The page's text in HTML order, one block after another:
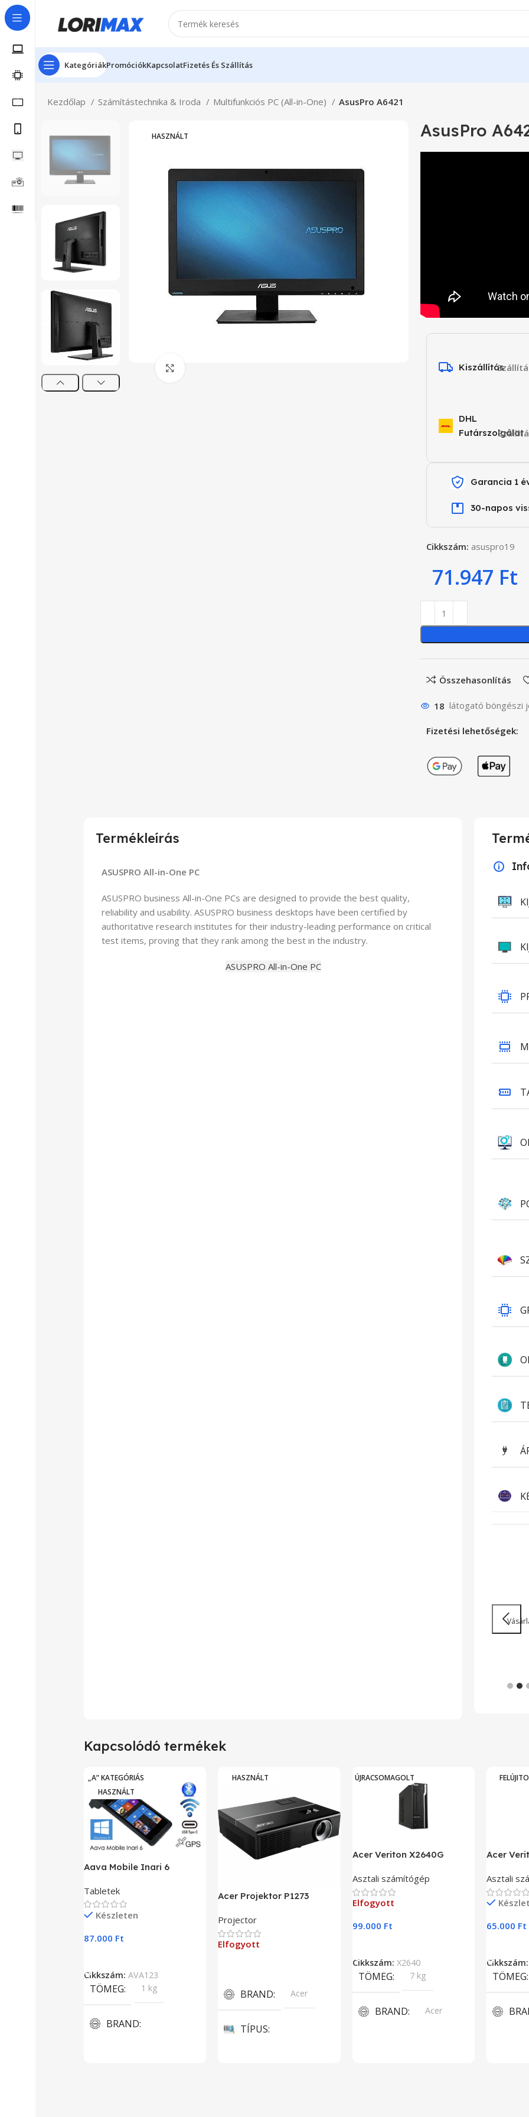
KategóriákPromóciókKapcsolatFizetés És Szállítás
Kezdőlap Számítástechnika & Iroda Multifunkciós PC (All-in-One) AsusPro A6421
HASZNÁLT AsusPro
Kiszállítás
DHL
Futárszolgálat
Garancia 1
30-napos
Cikkszám: asuspro19
71.947 Ft
Összehasonlítás
18 látogató böngészi
Fizetési lehetőségek:
Termékleírás
ASUSPRO All-in-One PC
ASUSPRO business All-in-One PCs are designed to provide the best quality,
reliability and usability. ASUSPRO business desktops have been certified by
authoritative research institutes for their industry-leading performance on critical
test items, proving that they rank among the best in the industry.
ASUSPRO All-in-One PC
Kapcsolódó termékek
„A” KATEGÓRIÁS
HASZNÁLT
Aava Mobile Inari 6
Tabletek
Készleten
87.000 Ft
Cikkszám: AVA123
TÖMEG 1 kg
BRAND
HASZNÁLT
Acer Projektor P1273
Projector
Elfogyott
BRAND Acer
TÍPUS
ÚJRACSOMAGOLT
Acer Veriton X2640G
Asztali számítógép
Elfogyott
99.000 Ft
Cikkszám: X2640
TÖMEG 7 kg
BRAND Acer
Acer
Asztali
65.000 Ft
Cikkszám:
TÖMEG